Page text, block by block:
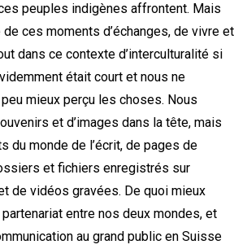
peuples indigènes affrontent. Mais
ces moments d’échanges, de vivre et
dans ce contexte d’interculturalité si
était court et nous ne
mieux perçu les choses. Nous
et d’images dans la tête, mais
du monde de l’écrit, de pages de
et fichiers enregistrés sur
de vidéos gravées. De quoi mieux
entre nos deux mondes, et
au grand public en Suisse